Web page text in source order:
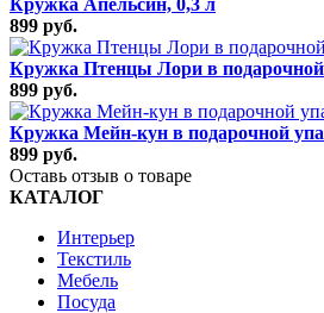
899 руб.
Кружка Птенцы Лори в подарочной
899 руб.
Кружка Мейн-кун в подарочной
899 руб.
Оставь отзыв о товаре
КАТАЛОГ
Интерьер
Текстиль
Мебель
Посуда